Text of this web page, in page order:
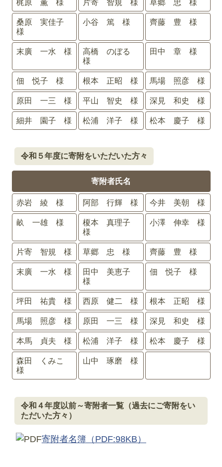
梶原 薫 様 片寄 智規 様 草郷 忠 様
桑原 実佳子
様
小谷 篤 様 齊藤 豊 様
末廣 一水 様
高橋 のぼる
様
田中 章 様
佃 悦子 様 根本 正昭 様 馬場 照彦 様
原田 一三 様 平山 智史 様 深見 和史 様
細井 園子 様 松浦 洋子 様 松本 慶子 様
令和５年度に寄附をいただいた方々
寄附者氏名
赤岩 綾 様 阿部 行輝 様 今井 美朝 様
畝 一雄 様
榎本 真理子
様
小澤 伸幸 様
片寄 智規 様 草郷 忠 様 齊藤 豊 様
末廣 一水 様
田中 美恵子
様
佃 悦子 様
坪田 祐貴 様 西原 健二 様 根本 正昭 様
馬場 照彦 様 原田 一三 様 深見 和史 様
本馬 貞夫 様 松浦 洋子 様 松本 慶子 様
森田 くみこ
様
山中 琢磨 様
令和４年度以前～寄附者一覧（過去にご寄附をい
ただいた方々）
寄附者名簿 （PDF:98KB）